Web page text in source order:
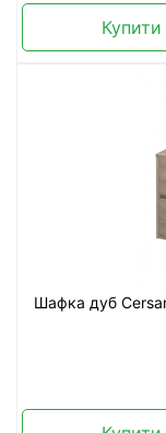
Купити
Шафка дуб